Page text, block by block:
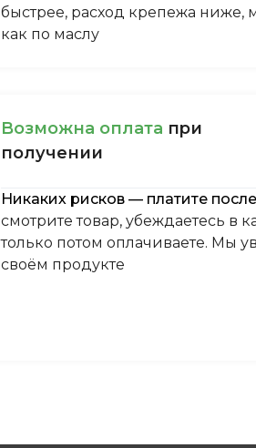
быстрее, расход крепежа ниже,
как по маслу
Boзмoжнa oплaтa пpи
пoлучeнии
Никаких рисков — платите
смотрите товар, убеждаетесь в
только потом оплачиваете. Мы
своём продукте